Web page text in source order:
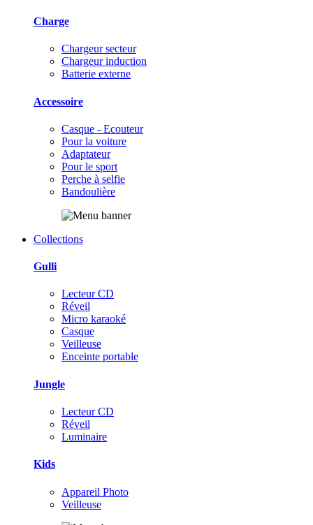
Charge
Chargeur secteur
Chargeur induction
Batterie externe
Accessoire
Casque - Ecouteur
Pour la voiture
Adaptateur
Pour le sport
Perche à selfie
Bandoulière
Collections
Gulli
Lecteur CD
Réveil
Micro karaoké
Casque
Veilleuse
Enceinte portable
Jungle
Lecteur CD
Réveil
Luminaire
Kids
Appareil Photo
Veilleuse